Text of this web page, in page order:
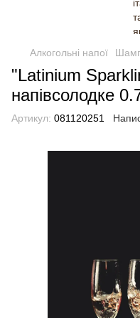
Алкогольні напої
"Latinium
напівсолодке
Артикул: 081120251